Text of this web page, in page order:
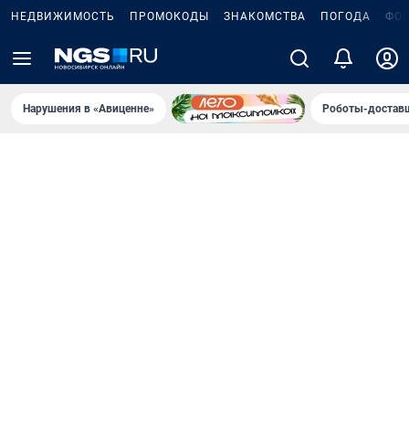
НЕДВИЖИМОСТЬ ПРОМОКОДЫ ЗНАКОМСТВА ПОГОДА
Нарушения в «Авиценне» Роботы-